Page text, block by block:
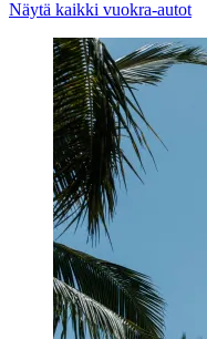
Näytä kaikki vuokra-autot